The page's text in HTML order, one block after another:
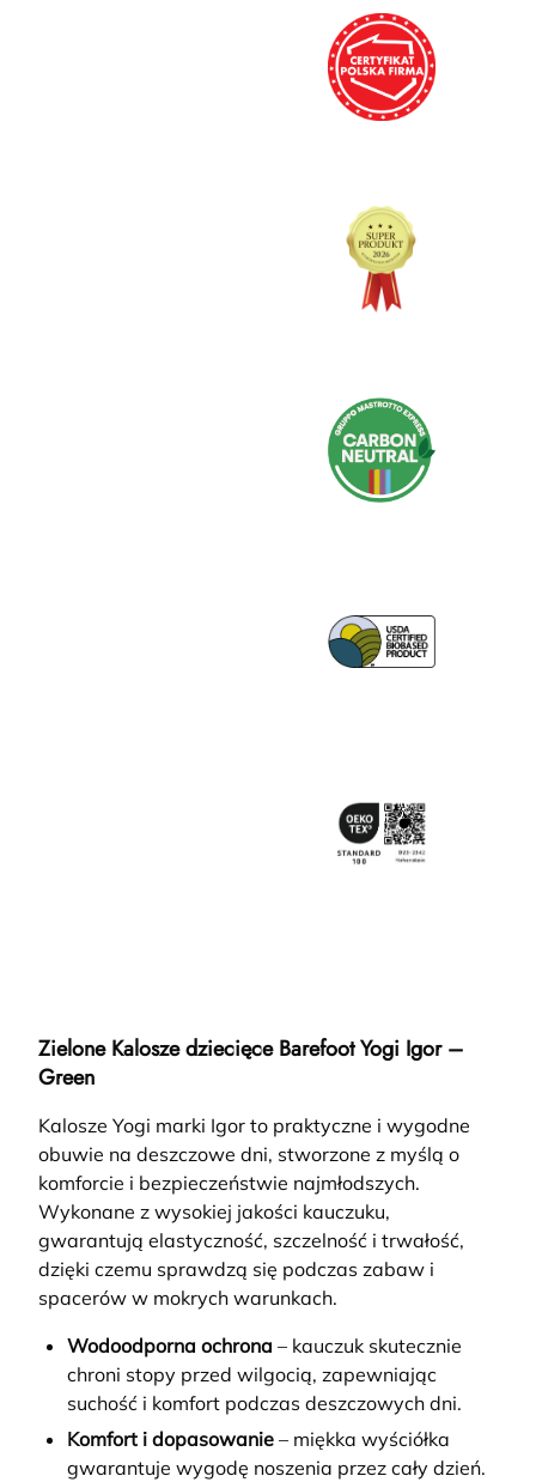
Zielone Kalosze dziecięce Barefoot Yogi Igor –
Green
Kalosze Yogi marki Igor to praktyczne i wygodne
obuwie na deszczowe dni, stworzone z myślą o
komforcie i bezpieczeństwie najmłodszych.
Wykonane z wysokiej jakości kauczuku,
gwarantują elastyczność, szczelność i trwałość,
dzięki czemu sprawdzą się podczas zabaw i
spacerów w mokrych warunkach.
Wodoodporna ochrona – kauczuk skutecznie
chroni stopy przed wilgocią, zapewniając
suchość i komfort podczas deszczowych dni.
Komfort i dopasowanie – miękka wyściółka
gwarantuje wygodę noszenia przez cały dzień.